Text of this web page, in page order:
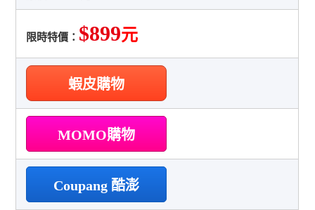
限時特價： $899元
蝦皮購物
MOMO購物
Coupang 酷澎